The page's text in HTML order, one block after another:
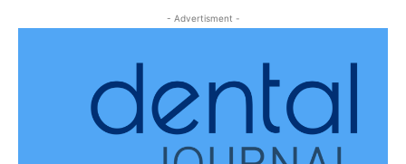
- Advertisment -